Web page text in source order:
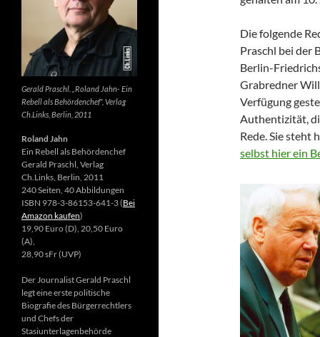
Die folgende
Praschl bei der
Berlin-
Grabredner
Verfügung
Authentizität,
Rede. Sie steht
selbst hier ein
Gerald Praschl. „Roland Jahn- Ein
Rebell als Behördenchef“, Verlag
Ch.Links, Berlin, 2011
Roland Jahn
Ein Rebell als Behördenchef
Gerald Praschl, Verlag
Ch.Links, Berlin, 2011
240 Seiten, 40 Abbildungen
ISBN 978-3-86153-641-3 (Bei
Amazon kaufen)
19,90 Euro (D), 20,50 Euro
(A),
28,90 sFr (UVP)
Der Journalist Gerald Praschl
legt eine erste politische
Biografie des Bürgerrechtlers
und Chefs der
Stasiunterlagenbehörde